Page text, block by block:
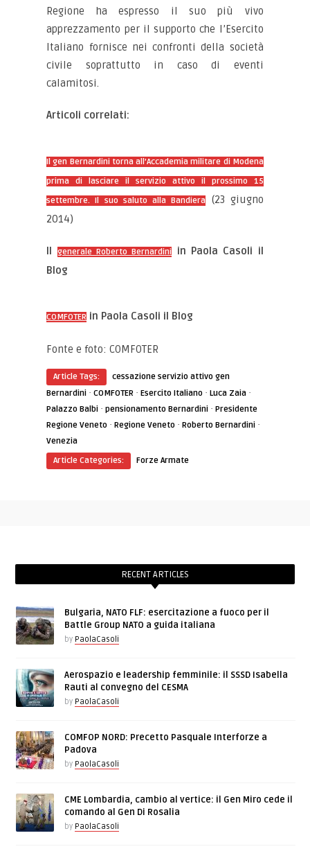
Regione ha espresso il suo più vivo
apprezzamento per il supporto che l’Esercito
Italiano fornisce nei confronti della società
civile soprattutto in caso di eventi
calamitosi.
Articoli correlati:
Il gen Bernardini torna all’Accademia militare di Modena
prima di lasciare il servizio attivo il prossimo 15
settembre. Il suo saluto alla Bandiera
(23 giugno
2014)
Il generale Roberto Bernardini
in Paola Casoli il
Blog
COMFOTER in Paola Casoli il Blog
Fonte e foto: COMFOTER
Article Tags:
cessazione servizio attivo gen
Bernardini ·COMFOTER ·Esercito Italiano ·Luca Zaia ·
Palazzo Balbi ·pensionamento Bernardini ·Presidente
Regione Veneto ·Regione Veneto ·Roberto Bernardini ·
Venezia
Article Categories:
Forze Armate
RECENT ARTICLES
Bulgaria, NATO FLF: esercitazione a fuoco per il
Battle Group NATO a guida italiana
by PaolaCasoli
Aerospazio e leadership femminile: il SSSD Isabella
Rauti al convegno del CESMA
by PaolaCasoli
COMFOP NORD: Precetto Pasquale Interforze a
Padova
by PaolaCasoli
CME Lombardia, cambio al vertice: il Gen Miro cede il
comando al Gen Di Rosalia
by PaolaCasoli